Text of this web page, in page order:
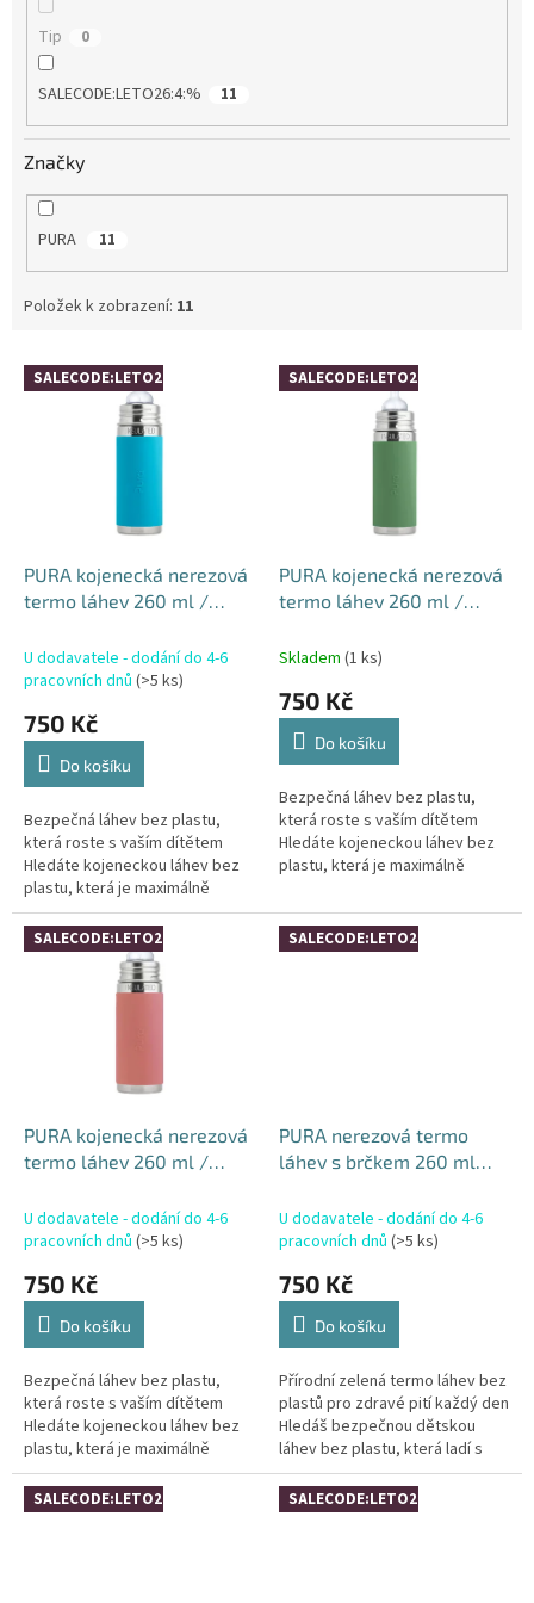
Tip 0
SALECODE:LETO26:4:% 11
Značky
PURA 11
Položek k zobrazení: 11
V SALECODE:LETO26:4:%
PURA kojenecká nerezová
termo láhev 260 ml /
U dodavatele - dodání do 4-6
pracovních dnů (>5 ks)
750 Kč
Do košíku
Bezpečná láhev bez plastu,
která roste s vaším dítětem
Hledáte kojeneckou láhev bez
plastu, která je maximálně
bezpečná, odolná a vydrží roky?
PURA® TERMO láhev 260 ml /
Aqua...
SALECODE:LETO26:4:%
PURA kojenecká nerezová
termo láhev 260 ml /
Skladem (1 ks)
750 Kč
Do košíku
Bezpečná láhev bez plastu,
která roste s vaším dítětem
Hledáte kojeneckou láhev bez
plastu, která je maximálně
vydrží roky používání? PURA®
TERMO...
SALECODE:LETO26:4:%
PURA kojenecká nerezová
termo láhev 260 ml /
U dodavatele - dodání do 4-6
pracovních dnů (>5 ks)
750 Kč
Do košíku
Bezpečná láhev bez plastu,
která roste s vaším dítětem
Hledáte kojeneckou láhev bez
plastu, která je maximálně
bezpečná, odolná a zároveň
vydrží celé dětství? PURA®
TERMO láhev...
SALECODE:LETO26:4:%
PURA nerezová termo
láhev s brčkem 260 ml
U dodavatele - dodání do 4-6
pracovních dnů (>5 ks)
750 Kč
Do košíku
Přírodní zelená termo láhev bez
plastů pro zdravé pití každý den
Hledáš bezpečnou dětskou
láhev bez plastu, která ladí s
přírodním stylem? PURA termo
láhev s brčkem 260 ml Moss...
SALECODE:LETO26:4:% SALECODE:LETO26:4:%